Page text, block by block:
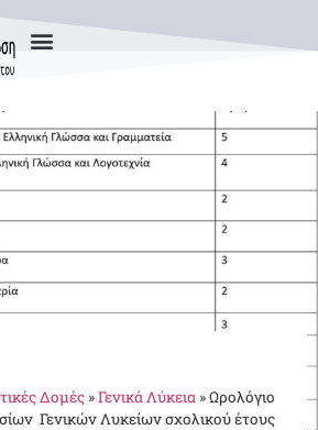
Δομές »Γενικά Λύκεια »Ωρολόγιo
Γενικών Λυκείων σχολικού έτους